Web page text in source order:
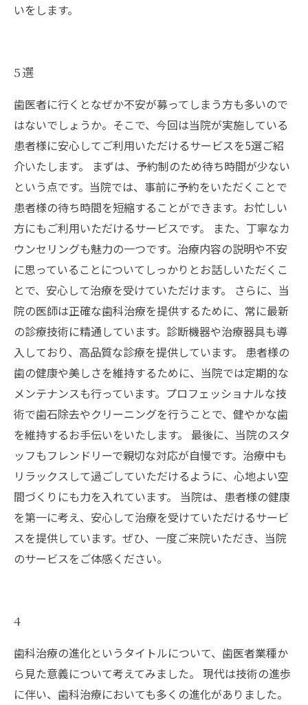
いをします。
5選
歯医者に行くとなぜか不安が募ってしまう方も多いので
はないでしょうか。そこで、今回は当院が実施している
患者様に安心してご利用いただけるサービスを5選ご紹
介いたします。 まずは、予約制のため待ち時間が少ない
という点です。当院では、事前に予約をいただくことで
患者様の待ち時間を短縮することができます。お忙しい
方にもご利用いただけるサービスです。 また、丁寧なカ
ウンセリングも魅力の一つです。治療内容の説明や不安
に思っていることについてしっかりとお話しいただくこ
とで、安心して治療を受けていただけます。 さらに、当
院の医師は正確な歯科治療を提供するために、常に最新
の診療技術に精通しています。診断機器や治療器具も導
入しており、高品質な診療を提供しています。 患者様の
歯の健康や美しさを維持するために、当院では定期的な
メンテナンスも行っています。プロフェッショナルな技
術で歯石除去やクリーニングを行うことで、健やかな歯
を維持するお手伝いをいたします。 最後に、当院のスタ
ッフもフレンドリーで親切な対応が自慢です。治療中も
リラックスして過ごしていただけるように、心地よい空
間づくりにも力を入れています。 当院は、患者様の健康
を第一に考え、安心して治療を受けていただけるサービ
スを提供しています。ぜひ、一度ご来院いただき、当院
のサービスをご体感ください。
4
歯科治療の進化というタイトルについて、歯医者業種か
ら見た意義について考えてみました。 現代は技術の進歩
に伴い、歯科治療においても多くの進化がありました。